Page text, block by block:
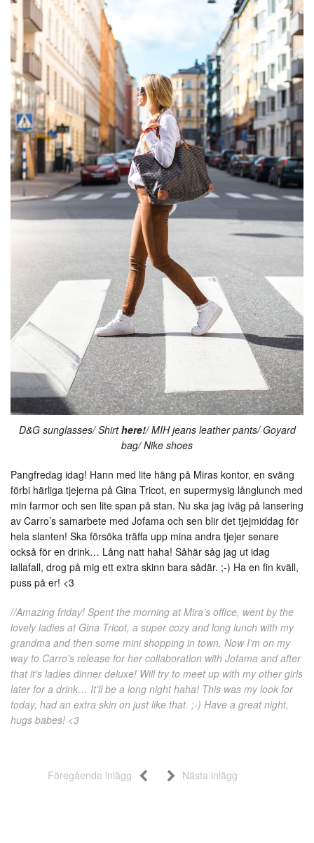
D&G sunglasses/ Shirthere!/ MIH jeans leather pants/ Goyard
bag/ Nike shoes
Pangfredag idag! Hann med lite häng på Miras kontor, en sväng
förbi härliga tjejerna på Gina Tricot, en supermysig långlunch med
min farmor och sen lite span på stan. Nu ska jag iväg på lansering
av Carro’s samarbete med Jofama och sen blir det tjejmiddag för
hela slanten! Ska försöka träffa upp mina andra tjejer senare
också för en drink… Lång natt haha! Såhär såg jag ut idag
iallafall, drog på mig ett extra skinn bara sådär. ;-) Ha en fin kväll,
puss på er! <3
//Amazing friday! Spent the morning at Mira’s office, went by the
lovely ladies at Gina Tricot, a super cozy and long lunch with my
grandma and then some mini shopping in town. Now I’m on my
way to Carro’s release for her collaboration with Jofama and after
that it’s ladies dinner deluxe! Will try to meet up with my other girls
later for a drink… It’ll be a long night haha! This was my look for
today, had an extra skin on just like that. ;-) Have a great night,
hugs babes! <3
Föregående inlägg Nästa inlägg